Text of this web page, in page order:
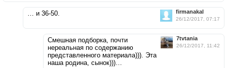
firmanakal
26/12/2017, 07:17
… и 36-50.
7tvtania
26/12/2017, 11:42
Смешная подборка, почти
нереальная по содержанию
представленного материала))). Эта
наша родина, сынок)))…